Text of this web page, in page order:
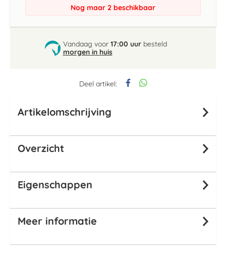
Deel artikel:
Nog maar 2 beschikbaar
Vandaag voor 17:00 uurbesteld
morgen in huis
Artikelomschrijving
Overzicht
Eigenschappen
Meer informatie